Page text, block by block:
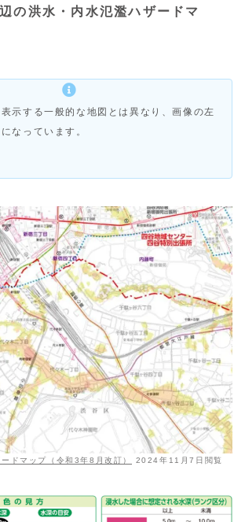
の洪水・内水氾濫ハザードマ
示する一般的な地図とは異なり、画像の左
なっています。
ドマップ（令和3年8月改訂） 2024年11月7日閲覧